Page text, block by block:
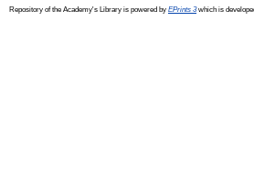
Repository of the Academy's Library is powered by EPrints 3which is